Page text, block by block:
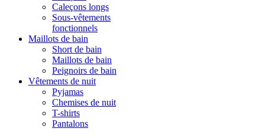
Caleçons longs
Sous-vêtements
fonctionnels
Maillots de bain
Short de bain
Maillots de bain
Peignoirs de bain
Vêtements de nuit
Pyjamas
Chemises de nuit
T-shirts
Pantalons